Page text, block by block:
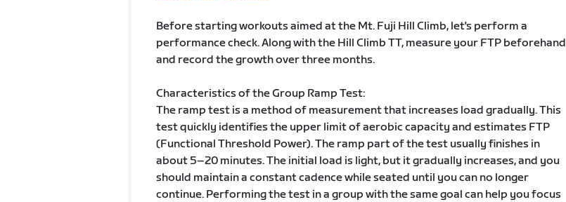
Before starting workouts aimed at the Mt. Fuji Hill Climb, let's perform a
performance check. Along with the Hill Climb TT, measure your FTP beforehand
and record the growth over three months.
Characteristics of the Group Ramp Test:
The ramp test is a method of measurement that increases load gradually. This
test quickly identifies the upper limit of aerobic capacity and estimates FTP
(Functional Threshold Power). The ramp part of the test usually finishes in
about 5–20 minutes. The initial load is light, but it gradually increases, and you
should maintain a constant cadence while seated until you can no longer
continue. Performing the test in a group with the same goal can help you focus